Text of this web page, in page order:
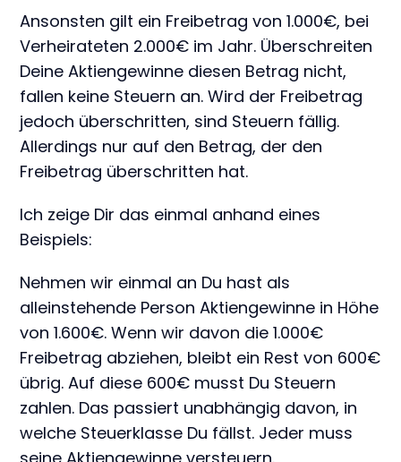
Ansonsten gilt ein Freibetrag von 1.000€, bei
Verheirateten 2.000€ im Jahr. Überschreiten
Deine Aktiengewinne diesen Betrag nicht,
fallen keine Steuern an. Wird der Freibetrag
jedoch überschritten, sind Steuern fällig.
Allerdings nur auf den Betrag, der den
Freibetrag überschritten hat.
Ich zeige Dir das einmal anhand eines
Beispiels:
Nehmen wir einmal an Du hast als
alleinstehende Person Aktiengewinne in Höhe
von 1.600€. Wenn wir davon die 1.000€
Freibetrag abziehen, bleibt ein Rest von 600€
übrig. Auf diese 600€ musst Du Steuern
zahlen. Das passiert unabhängig davon, in
welche Steuerklasse Du fällst. Jeder muss